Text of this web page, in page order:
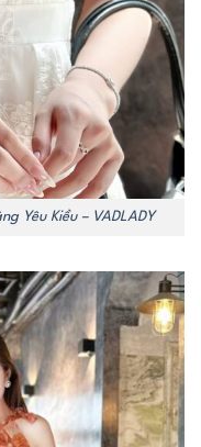
Yêu Kiều – VADLADY